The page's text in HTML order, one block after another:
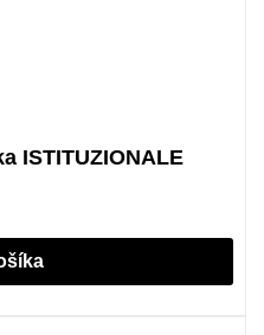
ISTITUZIONALE